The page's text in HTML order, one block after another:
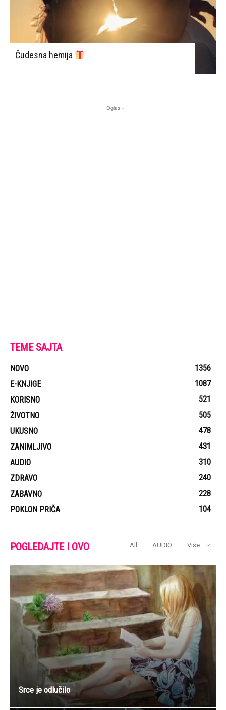
Čudesna hemija
- Oglas -
TEME SAJTA
NOVO
1356
E-KNJIGE
1087
KORISNO
521
ŽIVOTNO
505
UKUSNO
478
ZANIMLJIVO
431
AUDIO
310
ZDRAVO
240
ZABAVNO
228
POKLON PRIČA
104
POGLEDAJTE I OVO All AUDIO Više
Srce je odlučilo